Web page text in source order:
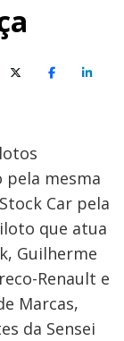
X (Twitter)Facebook
O
pela mesma
Car pela
que atua
Guilherme
Renault e
Marcas,
da Sensei